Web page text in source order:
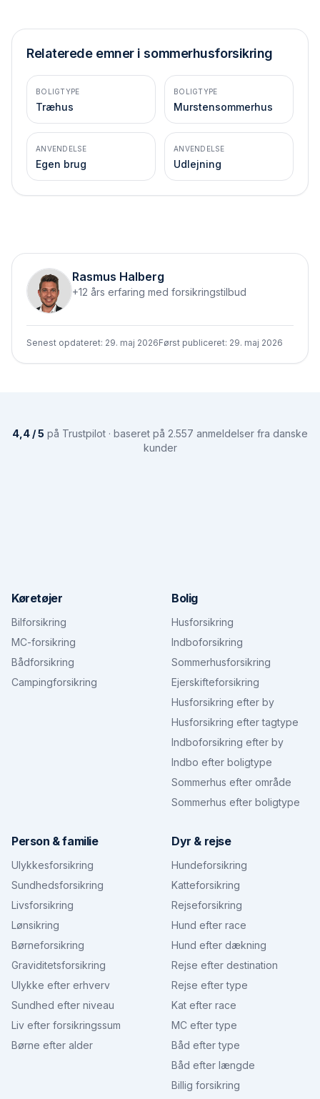
Relaterede emner i sommerhusforsikring
BOLIGTYPE
Træhus
BOLIGTYPE
Murstensommerhus
ANVENDELSE
Egen brug
ANVENDELSE
Udlejning
Rasmus Halberg
+12 års erfaring med forsikringstilbud
Senest opdateret: 29. maj 2026Først publiceret: 29. maj 2026
4,4 / 5 på Trustpilot · baseret på 2.557 anmeldelser fra danske
kunder
Køretøjer
Bilforsikring
MC-forsikring
Bådforsikring
Campingforsikring
Bolig
Husforsikring
Indboforsikring
Sommerhusforsikring
Ejerskifteforsikring
Husforsikring efter by
Husforsikring efter tagtype
Indboforsikring efter by
Indbo efter boligtype
Sommerhus efter område
Sommerhus efter boligtype
Person & familie
Ulykkesforsikring
Sundhedsforsikring
Livsforsikring
Lønsikring
Børneforsikring
Graviditetsforsikring
Ulykke efter erhverv
Sundhed efter niveau
Liv efter forsikringssum
Børne efter alder
Dyr & rejse
Hundeforsikring
Katteforsikring
Rejseforsikring
Hund efter race
Hund efter dækning
Rejse efter destination
Rejse efter type
Kat efter race
MC efter type
Båd efter type
Båd efter længde
Billig forsikring